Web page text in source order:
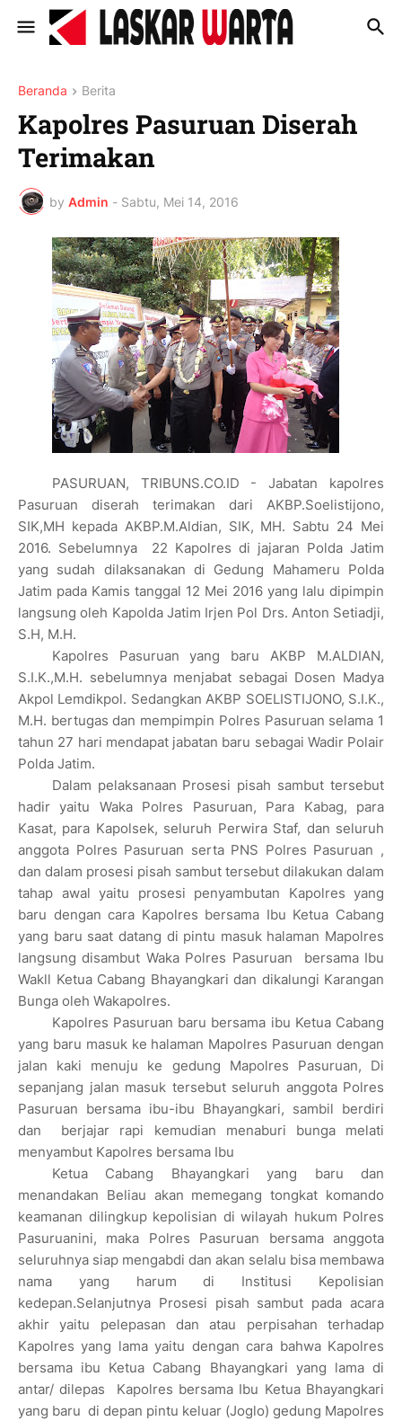
Beranda Berita
Kapolres Pasuruan Diserah
Terimakan
by Admin - Sabtu, Mei 14, 2016
PASURUAN, TRIBUNS.CO.ID - Jabatan kapolres
Pasuruan diserah terimakan dari AKBP.Soelistijono,
SIK,MH kepada AKBP.M.Aldian, SIK, MH. Sabtu 24 Mei
2016. Sebelumnya 22 Kapolres di jajaran Polda Jatim
yang sudah dilaksanakan di Gedung Mahameru Polda
Jatim pada Kamis tanggal 12 Mei 2016 yang lalu dipimpin
langsung oleh Kapolda Jatim Irjen Pol Drs. Anton Setiadji,
S.H, M.H.
Kapolres Pasuruan yang baru AKBP M.ALDIAN,
S.I.K.,M.H. sebelumnya menjabat sebagai Dosen Madya
Akpol Lemdikpol. Sedangkan AKBP SOELISTIJONO, S.I.K.,
M.H. bertugas dan mempimpin Polres Pasuruan selama 1
tahun 27 hari mendapat jabatan baru sebagai Wadir Polair
Polda Jatim.
Dalam pelaksanaan Prosesi pisah sambut tersebut
hadir yaitu Waka Polres Pasuruan, Para Kabag, para
Kasat, para Kapolsek, seluruh Perwira Staf, dan seluruh
anggota Polres Pasuruan serta PNS Polres Pasuruan ,
dan dalam prosesi pisah sambut tersebut dilakukan dalam
tahap awal yaitu prosesi penyambutan Kapolres yang
baru dengan cara Kapolres bersama Ibu Ketua Cabang
yang baru saat datang di pintu masuk halaman Mapolres
langsung disambut Waka Polres Pasuruan bersama Ibu
Wakll Ketua Cabang Bhayangkari dan dikalungi Karangan
Bunga oleh Wakapolres.
Kapolres Pasuruan baru bersama ibu Ketua Cabang
yang baru masuk ke halaman Mapolres Pasuruan dengan
jalan kaki menuju ke gedung Mapolres Pasuruan, Di
sepanjang jalan masuk tersebut seluruh anggota Polres
Pasuruan bersama ibu-ibu Bhayangkari, sambil berdiri
dan berjajar rapi kemudian menaburi bunga melati
menyambut Kapolres bersama Ibu
Ketua Cabang Bhayangkari yang baru dan
menandakan Beliau akan memegang tongkat komando
keamanan dilingkup kepolisian di wilayah hukum Polres
Pasuruanini, maka Polres Pasuruan bersama anggota
seluruhnya siap mengabdi dan akan selalu bisa membawa
nama yang harum di Institusi Kepolisian
kedepan.Selanjutnya Prosesi pisah sambut pada acara
akhir yaitu pelepasan dan atau perpisahan terhadap
Kapolres yang lamayaitu dengan cara bahwa Kapolres
bersama ibu Ketua Cabang Bhayangkari yang lama di
antar/ dilepas Kapolres bersama Ibu Ketua Bhayangkari
yang baru di depan pintu keluar (Joglo) gedung Mapolres